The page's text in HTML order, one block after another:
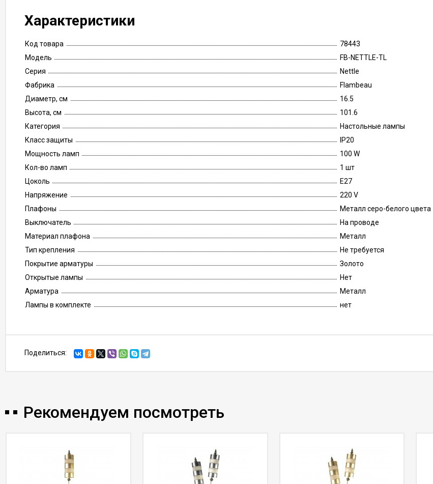
Характеристики
Код товара
78443
Модель
FB-NETTLE-TL
Серия
Nettle
Фабрика
Flambeau
Диаметр, см
16.5
Высота, см
101.6
Категория
Настольные лампы
Класс защиты
IP20
Мощность ламп
100 W
Кол-во ламп
1 шт
Цоколь
E27
Напряжение
220 V
Плафоны
Металл серо-белого цвета
Выключатель
На проводе
Материал плафона
Металл
Тип крепления
Не требуется
Покрытие арматуры
Золото
Открытые лампы
Нет
Арматура
Металл
Лампы в комплекте
нет
Поделиться:
Рекомендуем посмотреть